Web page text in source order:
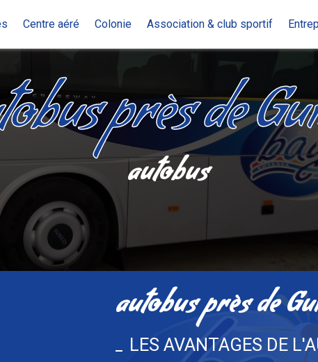
Centre aéré Colonie Association & club sportif
près de
autobus
autobus près de
LES AVANTAGES DE